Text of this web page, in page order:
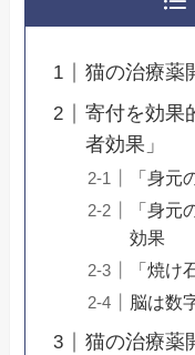
猫の治療薬
寄付を効果
者効果」
「身元
「身元
効果
「焼け
脳は数
猫の治療薬